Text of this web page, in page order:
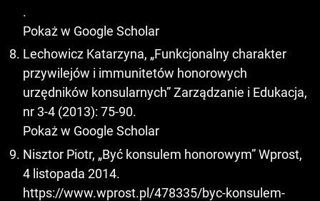
.
Pokaż w Google Scholar
Lechowicz Katarzyna, „Funkcjonalny charakter
przywilejów i immunitetów honorowych
urzędników konsularnych” Zarządzanie i Edukacja,
nr 3-4 (2013): 75-90.
Pokaż w Google Scholar
Nisztor Piotr, „Być konsulem honorowym” Wprost,
4 listopada 2014.
https://www.wprost.pl/478335/byc-konsulem-